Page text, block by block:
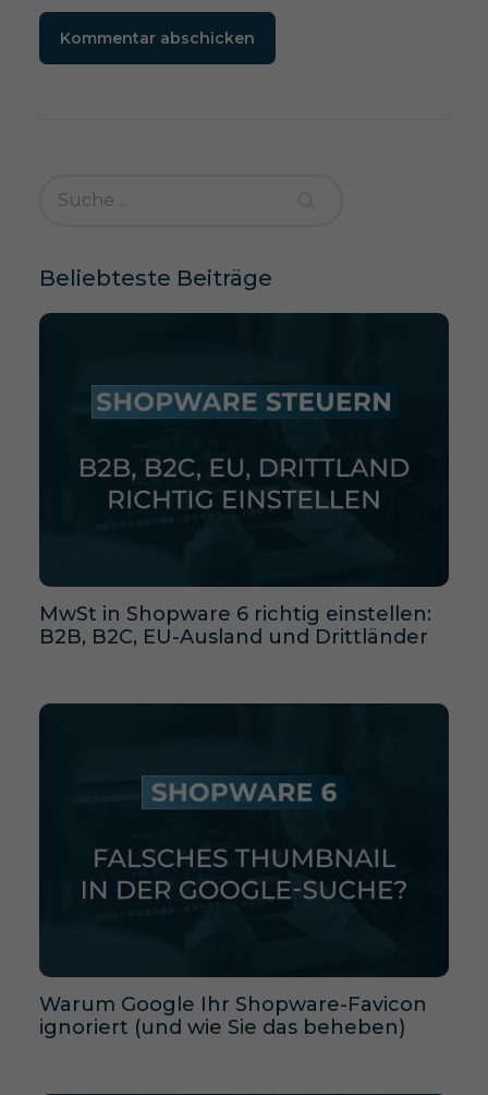
Kommentar abschicken
Beliebteste Beiträge
MwSt in Shopware 6 richtig einstellen:
B2B, B2C, EU-Ausland und Drittländer
Warum Google Ihr Shopware-Favicon
ignoriert (und wie Sie das beheben)